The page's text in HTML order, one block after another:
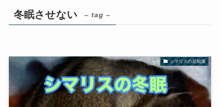
冬眠させない – tag –
シマリスの豆知識